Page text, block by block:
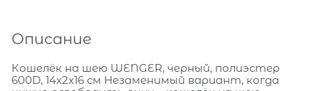
Описание
Кошелёк на шею WENGER, черный, полиэстер
600D, 14х2х16 см Незаменимый вариант, когда